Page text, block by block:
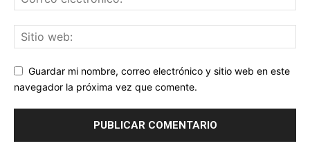
Guardar mi nombre, correo electrónico y sitio web en este
navegador la próxima vez que comente.